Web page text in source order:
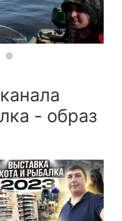
- образ